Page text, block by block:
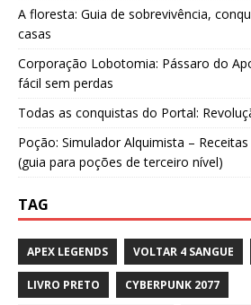
A floresta: Guia de sobrevivência,
casas
Corporação Lobotomia: Pássaro do
fácil sem perdas
Todas as conquistas do Portal:
Poção: Simulador Alquimista –
(guia para poções de terceiro nível)
TAG
APEX LEGENDS VOLTAR 4 SANGUE
LIVRO PRETO CYBERPUNK 2077